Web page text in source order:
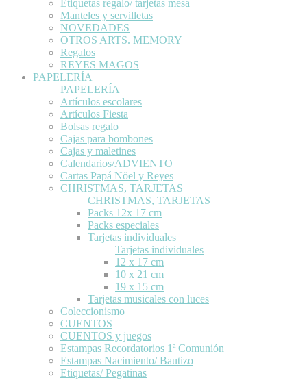
Etiquetas regalo/ tarjetas mesa
Manteles y servilletas
NOVEDADES
OTROS ARTS. MEMORY
Regalos
REYES MAGOS
PAPELERÍA
PAPELERÍA
Artículos escolares
Artículos Fiesta
Bolsas regalo
Cajas para bombones
Cajas y maletines
Calendarios/ADVIENTO
Cartas Papá Nöel y Reyes
CHRISTMAS, TARJETAS
CHRISTMAS, TARJETAS
Packs 12x 17 cm
Packs especiales
Tarjetas individuales
Tarjetas individuales
12 x 17 cm
10 x 21 cm
19 x 15 cm
Tarjetas musicales con luces
Coleccionismo
CUENTOS
CUENTOS y juegos
Estampas Recordatorios 1ª Comunión
Estampas Nacimiento/ Bautizo
Etiquetas/ Pegatinas